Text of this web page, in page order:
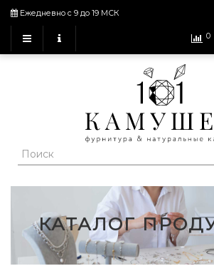
Ежедневно с 9 до 19 МСК
0
КАТАЛОГ